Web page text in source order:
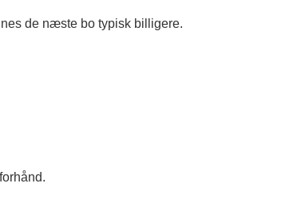
de næste bo typisk billigere.